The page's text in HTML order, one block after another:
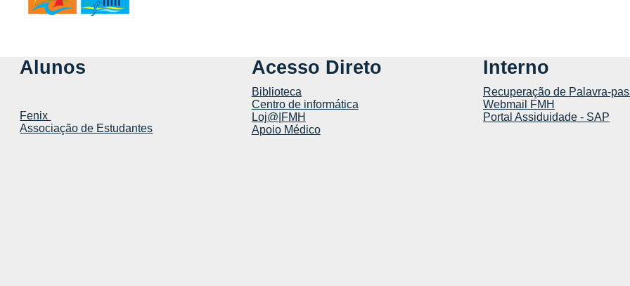
Alunos
Fenix
Associação de Estudantes
Acesso Direto
Biblioteca
Centro de informática
Loj@|FMH
Apoio Médico
Interno
Recuperação de Palavra-
Webmail FMH
Portal Assiduidade - SAP